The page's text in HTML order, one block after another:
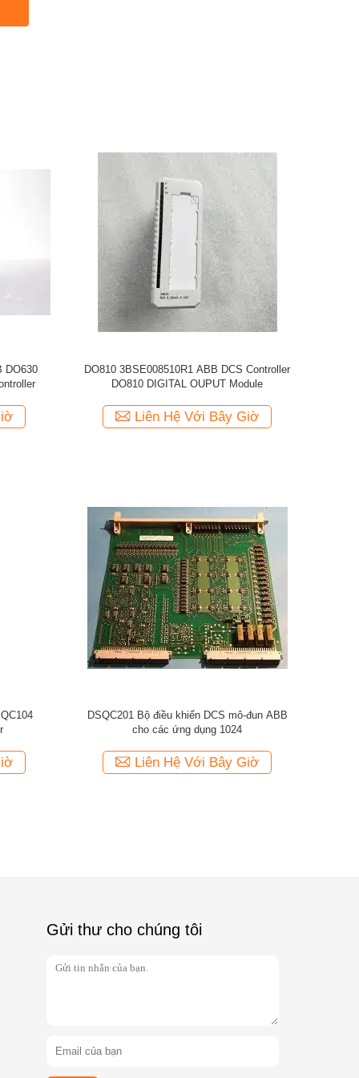
DO630
DO810 3BSE008510R1 ABB DCS Controller
DO810 DIGITAL OUPUT Module
Liên Hệ Với Bây Giờ
DSQC201 Bộ điều khiển DCS mô-đun ABB
cho các ứng dụng 1024
Liên Hệ Với Bây Giờ
Gửi thư cho chúng tôi